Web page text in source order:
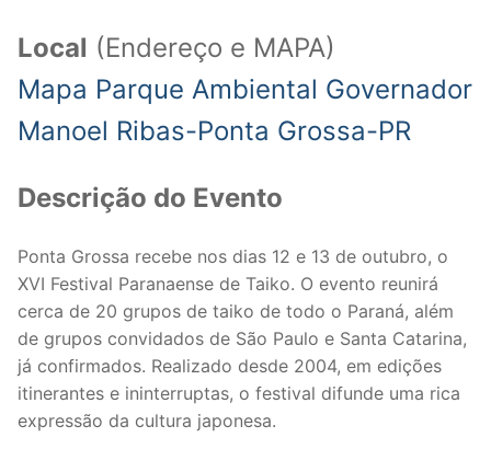
Local (Endereço e MAPA)
Mapa Parque Ambiental Governador
Manoel Ribas-Ponta Grossa-PR
Descrição do Evento
Ponta Grossa recebe nos dias 12 e 13 de outubro, o
XVI Festival Paranaense de Taiko. O evento reunirá
cerca de 20 grupos de taiko de todo o Paraná, além
de grupos convidados de São Paulo e Santa Catarina,
já confirmados. Realizado desde 2004, em edições
itinerantes e ininterruptas, o festival difunde uma rica
expressão da cultura japonesa.